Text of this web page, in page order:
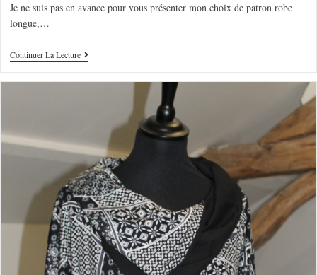
Je ne suis pas en avance pour vous présenter mon choix de patron robe
longue,…
Continuer La Lecture